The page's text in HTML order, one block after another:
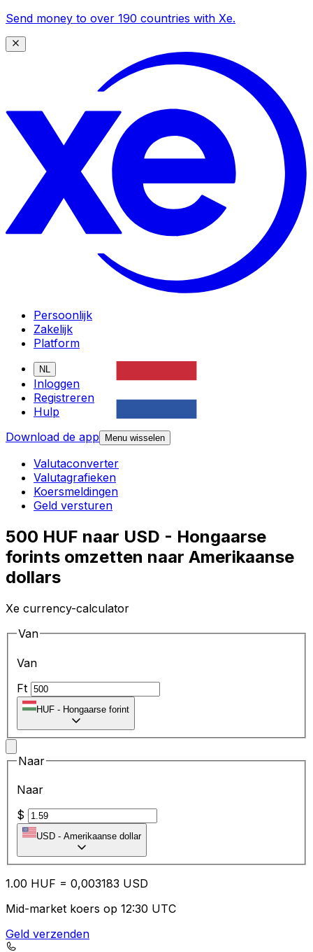
Send money to over 190 countries with Xe.
Persoonlijk
Zakelijk
Platform
NL
Inloggen
Registreren
Hulp
Download de app
Menu wisselen
Valutaconverter
Valutagrafieken
Koersmeldingen
Geld versturen
500 HUF naar USD - Hongaarse
forints omzetten naar Amerikaanse
dollars
Xe currency-calculator
Van
Van
Ft
HUF - Hongaarse forint
Naar
Naar
$
USD - Amerikaanse dollar
1.00 HUF = 0,003183 USD
Mid-market koers op 12:30 UTC
Geld verzenden